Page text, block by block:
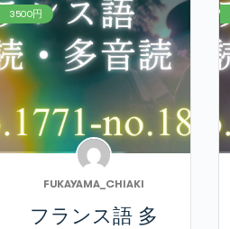
3500円
FUKAYAMA_CHIAKI
フランス語 多